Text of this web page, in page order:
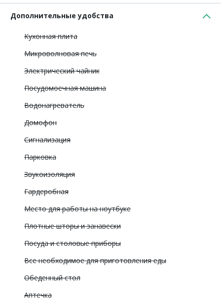
Дополнительные удобства
Кухонная плита
Микроволновая печь
Электрический чайник
Посудомоечная машина
Водонагреватель
Домофон
Сигнализация
Парковка
Звукоизоляция
Гардеробная
Место для работы на ноутбуке
Плотные шторы и занавески
Посуда и столовые приборы
Все необходимое для приготовления еды
Обеденный стол
Аптечка